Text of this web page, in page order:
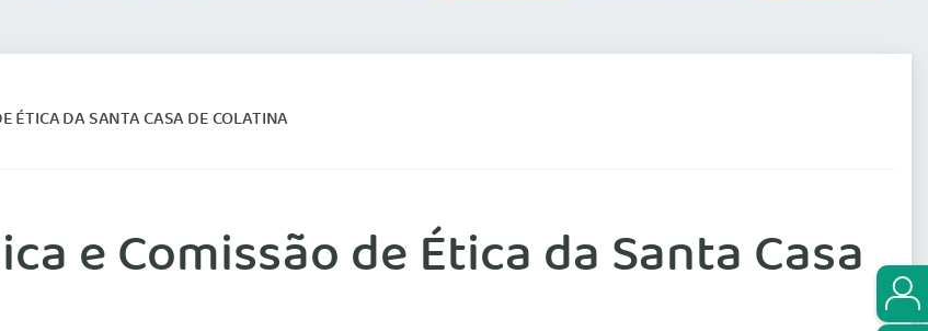
ÉTICA DA SANTA CASA DE COLATINA
e Comissão de Ética da Santa Casa